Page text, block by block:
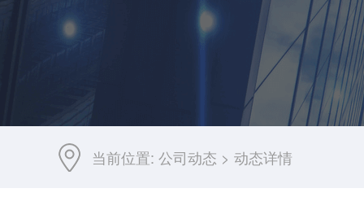
当前位置: 公司动态 > 动态详情